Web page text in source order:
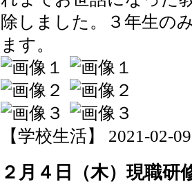
除しました。３年生の
ます。
【学校生活】 2021-02-
２月４日（木）現職研